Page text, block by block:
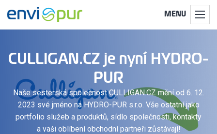
MENU
CULLIGAN.CZ je nyní HYDRO-
PUR
Naše sesterská společnost CULLIGAN.CZ mění od 6. 12.
2023 své jméno na HYDRO-PUR s.r.o. Vše ostatní jako
portfolio služeb a produktů, sídlo společnosti, kontakty
a vaši oblíbení obchodní partneři zůstávají!